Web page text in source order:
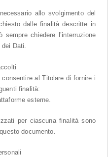
allo svolgimento del
dalle finalità descritte in
sempre chiedere l’interruzione
dei Dati.
consentire al Titolare di fornire i
finalità:
esterne.
per ciascuna finalità sono
documento.